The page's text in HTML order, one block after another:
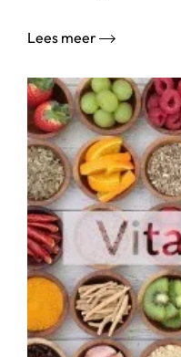
Lees meer